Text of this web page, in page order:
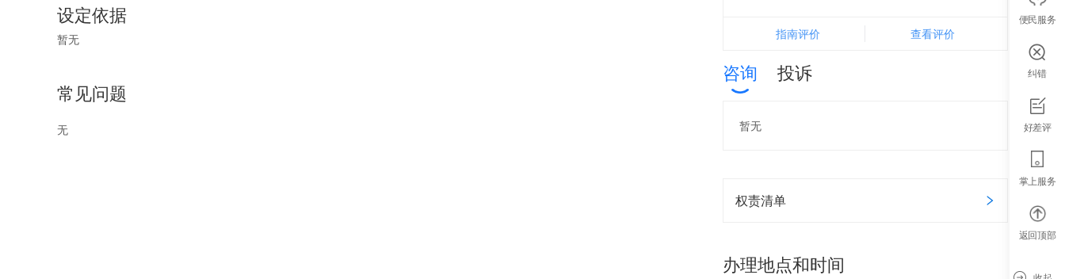
智能导办
设定依据
暂无
常见问题
无
指南评价 查看评价
咨询 投诉
暂无
权责清单
办理地点和时间
便民服务
纠错
好差评
掌上服务
返回顶部